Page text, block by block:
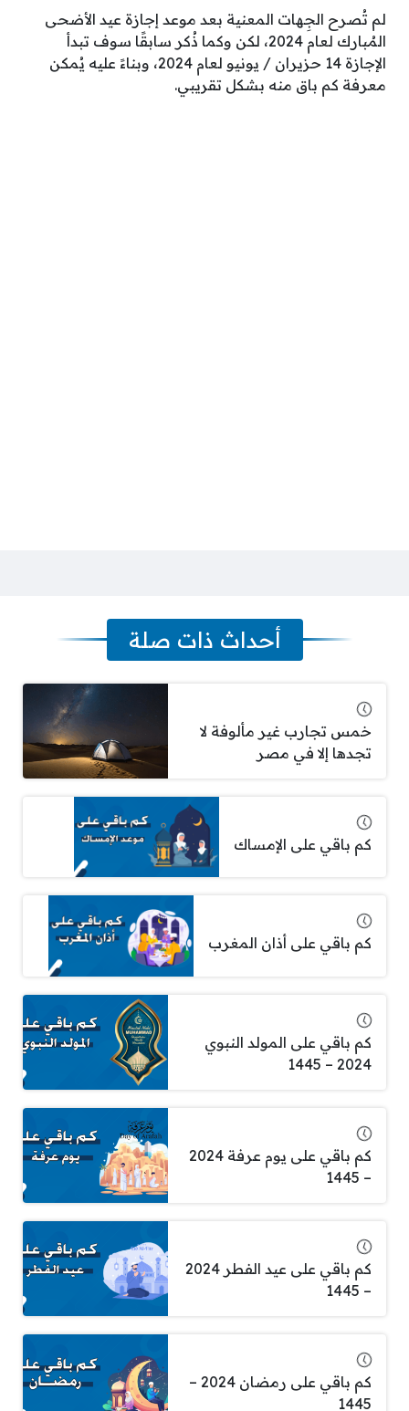
لم تُصرح الجِهات المعنية بعد موعد إجازة عيد الأضحى
المُبارك لعام 2024، لكن وكما ذُكر سابقًا سوف تبدأ
الإجازة 14 حزيران / يونيو لعام 2024، وبناءً عليه يُمكن
معرفة كم باق منه بشكل تقريبي.
أحداث ذات صلة
خمس تجارب غير مألوفة لا
تجدها إلا في مصر
كم باقي على الإمساك
كم باقي على أذان المغرب
كم باقي على المولد النبوي
2024 – 1445
كم باقي على يوم عرفة 2024
– 1445
كم باقي على عيد الفطر 2024
– 1445
كم باقي على رمضان 2024 –
1445